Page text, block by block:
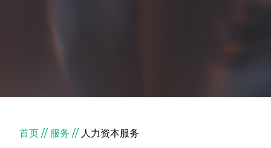
面包屑
首页 服务 人力资本服务